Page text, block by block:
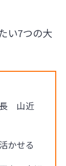
い7つの大
山近
かせる